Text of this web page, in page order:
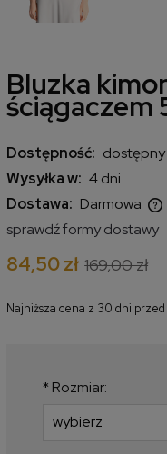
Bluzka
ściągaczem
Dostępność: dostępny
Wysyłka w: 4 dni
Dostawa: Darmowa
Cena nie zawiera
sprawdź formy dostawy
84,50 zł 169,00 zł
Najniższa cena z 30 dni
* Rozmiar: